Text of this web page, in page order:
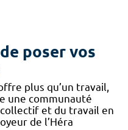
poser vos
plus qu’un travail,
une communauté
et du travail en
de l’Héra